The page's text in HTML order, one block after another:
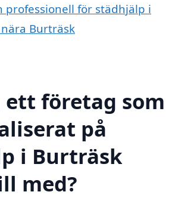
professionell för städhjälp i
Burträsk
ett företag som
på
i Burträsk
med?